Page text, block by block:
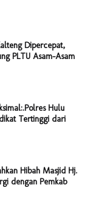
Dipercepat,
PLTU Asam-Asam
Hulu
Tertinggi dari
Hibah Masjid Hj.
dengan Pemkab